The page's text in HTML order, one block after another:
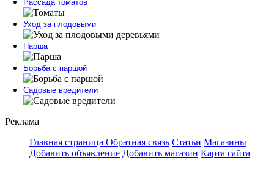
Рассада томатов
Уход за плодовыми
Парша
Борьба с паршой
Садовые вредители
Реклама
Главная страница Обратная связь Статьи Магазины
Добавить объявление Добавить магазин Карта сайта